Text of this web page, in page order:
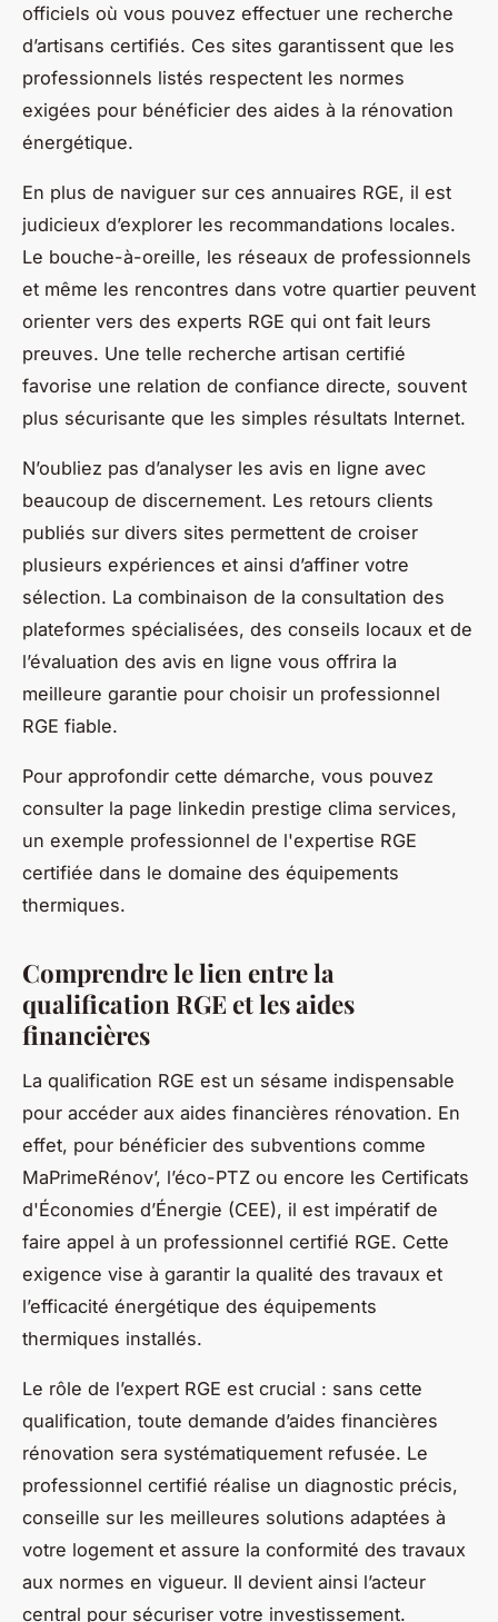
officiels où vous pouvez effectuer une recherche
d’artisans certifiés. Ces sites garantissent que les
professionnels listés respectent les normes
exigées pour bénéficier des aides à la rénovation
énergétique.
En plus de naviguer sur ces annuaires RGE, il est
judicieux d’explorer les recommandations locales.
Le bouche-à-oreille, les réseaux de professionnels
et même les rencontres dans votre quartier peuvent
orienter vers des experts RGE qui ont fait leurs
preuves. Une telle recherche artisan certifié
favorise une relation de confiance directe, souvent
plus sécurisante que les simples résultats Internet.
N’oubliez pas d’analyser les avis en ligne avec
beaucoup de discernement. Les retours clients
publiés sur divers sites permettent de croiser
plusieurs expériences et ainsi d’affiner votre
sélection. La combinaison de la consultation des
plateformes spécialisées, des conseils locaux et de
l’évaluation des avis en ligne vous offrira la
meilleure garantie pour choisir un professionnel
RGE fiable.
Pour approfondir cette démarche, vous pouvez
consulter la page linkedin prestige clima services,
un exemple professionnel de l'expertise RGE
certifiée dans le domaine des équipements
thermiques.
Comprendre le lien entre la
qualification RGE et les aides
financières
La qualification RGE est un sésame indispensable
pour accéder aux aides financières rénovation. En
effet, pour bénéficier des subventions comme
MaPrimeRénov’, l’éco-PTZ ou encore les Certificats
d'Économies d’Énergie (CEE), il est impératif de
faire appel à un professionnel certifié RGE. Cette
exigence vise à garantir la qualité des travaux et
l’efficacité énergétique des équipements
thermiques installés.
Le rôle de l’expert RGE est crucial : sans cette
qualification, toute demande d’aides financières
rénovation sera systématiquement refusée. Le
professionnel certifié réalise un diagnostic précis,
conseille sur les meilleures solutions adaptées à
votre logement et assure la conformité des travaux
aux normes en vigueur. Il devient ainsi l’acteur
central pour sécuriser votre investissement.